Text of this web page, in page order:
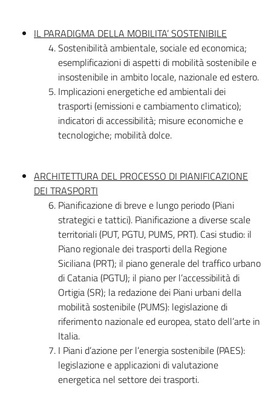
IL PARADIGMA DELLA MOBILITA’ SOSTENIBILE
Sostenibilità ambientale, sociale ed economica;
esemplificazioni di aspetti di mobilità sostenibile e
insostenibile in ambito locale, nazionale ed estero.
Implicazioni energetiche ed ambientali dei
trasporti (emissioni e cambiamento climatico);
indicatori di accessibilità; misure economiche e
tecnologiche; mobilità dolce.
ARCHITETTURA DEL PROCESSO DI PIANIFICAZIONE
DEI TRASPORTI
Pianificazione di breve e lungo periodo (Piani
strategici e tattici). Pianificazione a diverse scale
territoriali (PUT, PGTU, PUMS, PRT). Casi studio: il
Piano regionale dei trasporti della Regione
Siciliana (PRT); il piano generale del traffico urbano
di Catania (PGTU); il piano per l’accessibilità di
Ortigia (SR); la redazione dei Piani urbani della
mobilità sostenibile (PUMS): legislazione di
riferimento nazionale ed europea, stato dell’arte in
Italia.
I Piani d’azione per l’energia sostenibile (PAES):
legislazione e applicazioni di valutazione
energetica nel settore dei trasporti.